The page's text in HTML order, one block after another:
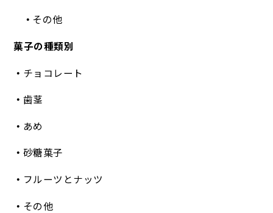
その他
菓子の種類別
チョコレート
歯茎
あめ
砂糖菓子
フルーツとナッツ
その他